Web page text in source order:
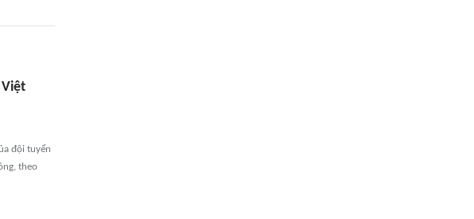
Việt
đội tuyển
theo